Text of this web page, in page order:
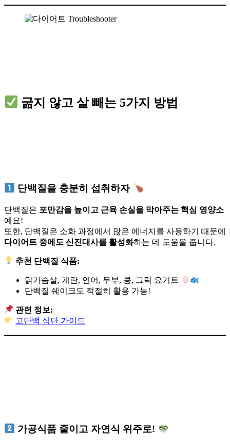
굶지 않고 살 빼는 5가지 방법
단백질을 충분히 섭취하자
단백질은 포만감을 높이고 근육 손실을 막아주는 핵심 영양소
예요!
또한, 단백질은 소화 과정에서 많은 에너지를 사용하기 때문에
다이어트 중에도 신진대사를 활성화하는 데 도움을 줍니다.
추천 단백질 식품:
닭가슴살, 계란, 연어, 두부, 콩, 그릭 요거트
단백질 쉐이크도 적절히 활용 가능!
관련 정보:
고단백 식단 가이드
가공식품 줄이고 자연식 위주로!